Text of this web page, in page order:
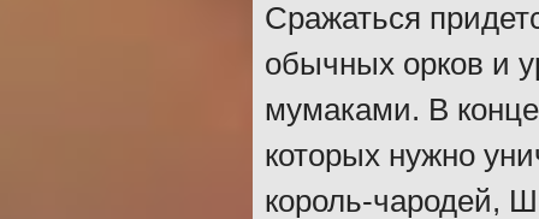
Сражаться
обычных орков и
мумаками. В
которых нужно
король-чародей,